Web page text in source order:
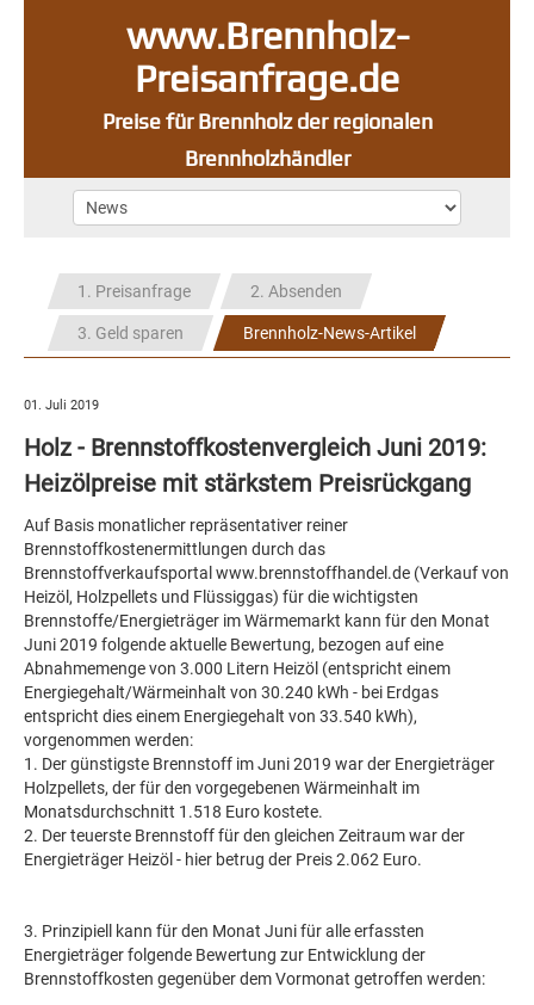
www.Brennholz-
Preisanfrage.de
Preise für Brennholz der regionalen
Brennholzhändler
1. Preisanfrage 2. Absenden
3. Geld sparen Brennholz-News-Artikel
01. Juli 2019
Holz - Brennstoffkostenvergleich Juni 2019:
Heizölpreise mit stärkstem Preisrückgang
Auf Basis monatlicher repräsentativer reiner
Brennstoffkostenermittlungen durch das
Brennstoffverkaufsportal www.brennstoffhandel.de (Verkauf von
Heizöl, Holzpellets und Flüssiggas) für die wichtigsten
Brennstoffe/Energieträger im Wärmemarkt kann für den Monat
Juni 2019 folgende aktuelle Bewertung, bezogen auf eine
Abnahmemenge von 3.000 Litern Heizöl (entspricht einem
Energiegehalt/Wärmeinhalt von 30.240 kWh - bei Erdgas
entspricht dies einem Energiegehalt von 33.540 kWh),
vorgenommen werden:
1. Der günstigste Brennstoff im Juni 2019 war der Energieträger
Holzpellets, der für den vorgegebenen Wärmeinhalt im
Monatsdurchschnitt 1.518 Euro kostete.
2. Der teuerste Brennstoff für den gleichen Zeitraum war der
Energieträger Heizöl - hier betrug der Preis 2.062 Euro.
3. Prinzipiell kann für den Monat Juni für alle erfassten
Energieträger folgende Bewertung zur Entwicklung der
Brennstoffkosten gegenüber dem Vormonat getroffen werden: